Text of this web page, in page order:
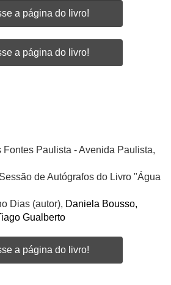
a página do livro!
a página do livro!
Fontes Paulista - Avenida Paulista,
de Autógrafos do Livro "Água
Dias (autor), Daniela Bousso,
Gualberto
a página do livro!